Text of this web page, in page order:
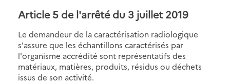
Article 5 de l'arrêté du 3 juillet 2019
Le demandeur de la caractérisation radiologique
s'assure que les échantillons caractérisés par
l'organisme accrédité sont représentatifs des
matériaux, matières, produits, résidus ou déchets
issus de son activité.